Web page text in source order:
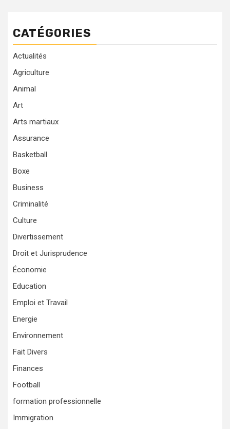
CATÉGORIES
Actualités
Agriculture
Animal
Art
Arts martiaux
Assurance
Basketball
Boxe
Business
Criminalité
Culture
Divertissement
Droit et Jurisprudence
Économie
Education
Emploi et Travail
Energie
Environnement
Fait Divers
Finances
Football
formation professionnelle
Immigration